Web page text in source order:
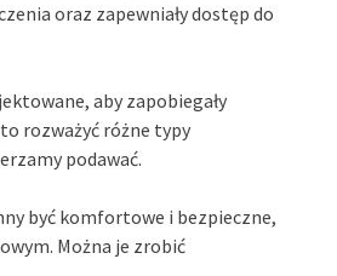
oraz zapewniały dostęp do
aby zapobiegały
rozważyć różne typy
podawać.
być komfortowe i bezpieczne,
Można je zrobić